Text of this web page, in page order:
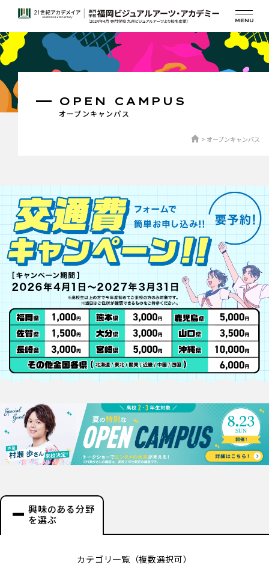
オープンキャンパス
OPEN CAMPUS
オープンキャンパス
興味のある分野
を選ぶ
カテゴリ一覧（複数選択可）